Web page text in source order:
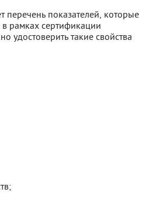
перечень показателей, которые
рамках сертификации
удостоверить такие свойства